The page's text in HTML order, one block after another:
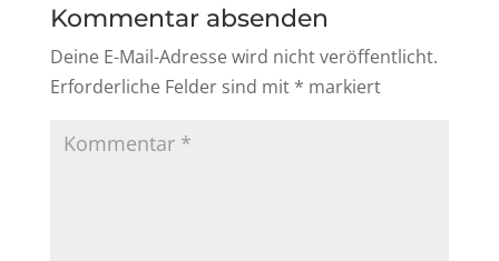
Kommentar absenden
Deine E-Mail-Adresse wird nicht veröffentlicht.
Erforderliche Felder sind mit * markiert